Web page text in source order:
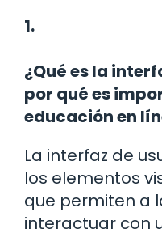
1.
¿Qué es la
por qué es
educación en
La interfaz de
los elementos
que permiten a
interactuar con